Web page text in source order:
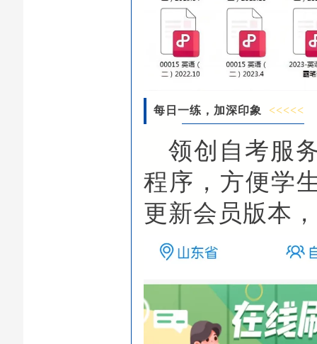
每日一练，加深印象 <<<<<
领创自考服
程序，方便学
更新会员版本